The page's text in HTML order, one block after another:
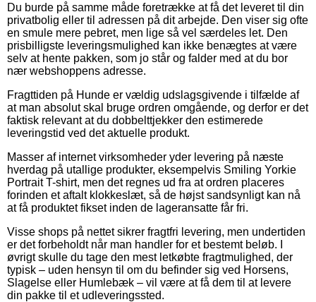
Du burde på samme måde foretrække at få det leveret til din
privatbolig eller til adressen på dit arbejde. Den viser sig ofte
en smule mere pebret, men lige så vel særdeles let. Den
prisbilligste leveringsmulighed kan ikke benægtes at være
selv at hente pakken, som jo står og falder med at du bor
nær webshoppens adresse.
Fragttiden på Hunde er vældig udslagsgivende i tilfælde af
at man absolut skal bruge ordren omgående, og derfor er det
faktisk relevant at du dobbelttjekker den estimerede
leveringstid ved det aktuelle produkt.
Masser af internet virksomheder yder levering på næste
hverdag på utallige produkter, eksempelvis Smiling Yorkie
Portrait T-shirt, men det regnes ud fra at ordren placeres
forinden et aftalt klokkeslæt, så de højst sandsynligt kan nå
at få produktet fikset inden de lageransatte får fri.
Visse shops på nettet sikrer fragtfri levering, men undertiden
er det forbeholdt når man handler for et bestemt beløb. I
øvrigt skulle du tage den mest letkøbte fragtmulighed, der
typisk – uden hensyn til om du befinder sig ved Horsens,
Slagelse eller Humlebæk – vil være at få dem til at levere
din pakke til et udleveringssted.